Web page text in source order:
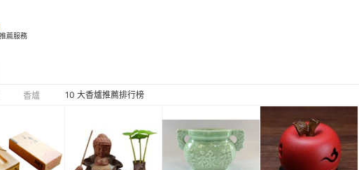
薦服務
香爐 10 大香爐推薦排行榜